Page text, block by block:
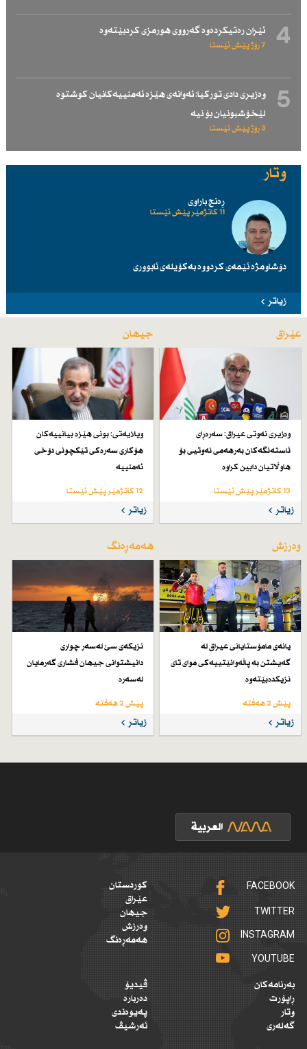
4 ئێران رەتیكردەوە گەرووی هورمزی كردبێتەوە
7 رۆژ پێش ئێستا
5
وەزیری دادی توركیا: ئەوانەی هێزە ئەمنییەكانیان كوشتوە
لێخۆشبونیان بۆ نیە
3 رۆژ پێش ئێستا
وتار
ڕەنج باراوی
11 کاتژمێر پێش ئێستا
دۆشاومژە ئێمەی کردووە بەکۆیلەی ئابووری
زیاتر
عێراق
وەزیری نەوتی عیراق: سەرەڕای
ئاستەنگەكان بەرهەمی نەوتیی بۆ
هاوڵاتیان دابین كراوە
13 کاتژمێر پێش ئێستا
زیاتر
جیهان
ویلایەتی: بونی هێزە بیانییەكان
هۆكاری سەرەكی تێكچونی دۆخی
ئەمنییە
12 کاتژمێر پێش ئێستا
زیاتر
وەرزش
یانەی مامۆستایانی عیراق لە
گەیشتن بە پاڵەوانێتییەكی موای تای
نزیكدەبێتەوە
پێش 2 هەفتە
زیاتر
هەمەڕەنگ
نزیكەی سێ لەسەر چواری
دانیشتوانی جیهان فشاری گەرمایان
لەسەرە
پێش 2 هەفتە
زیاتر
FACEBOOK
TWITTER
INSTAGRAM
YOUTUBE
کوردستان
عێراق
جیهان
وەرزش
هەمەڕەنگ
بەرنامەکان
ڕاپۆرت
وتار
گەلەری
ڤیدیۆ
دەربارە
پەیوەندی
ئەرشیڤ